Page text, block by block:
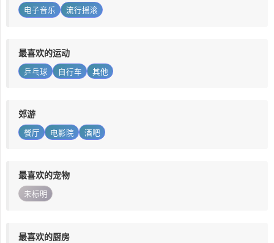
电子音乐 流行摇滚
最喜欢的运动
乒乓球 自行车 其他
郊游
餐厅 电影院 酒吧
最喜欢的宠物
未标明
最喜欢的厨房